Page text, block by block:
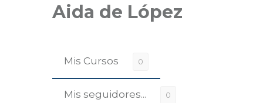
Aida de López
Mis Cursos 0
Mis seguidores... 0